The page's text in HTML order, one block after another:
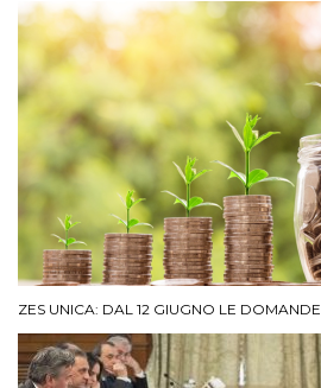
ZES UNICA: DAL 12 GIUGNO LE DOMANDE